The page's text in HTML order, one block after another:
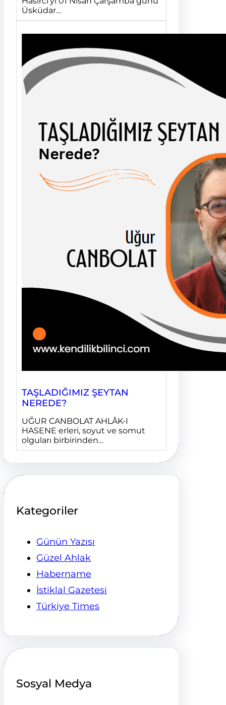
Üsküdar…
TAŞLADIĞIMIZ ŞEYTAN
NEREDE?
UĞUR CANBOLAT AHLÂK-I
HASENE erleri, soyut ve somut
olguları birbirinden…
Kategoriler
Günün Yazısı
Güzel Ahlak
Habername
İstiklal Gazetesi
Türkiye Times
Sosyal Medya